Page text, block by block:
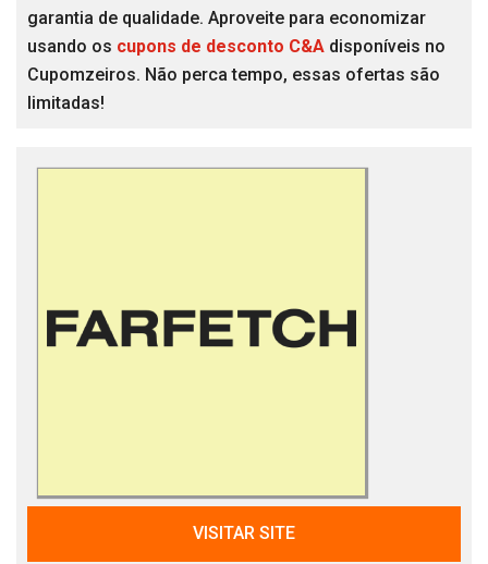
garantia de qualidade. Aproveite para economizar
usando os cupons de desconto C&A disponíveis no
Cupomzeiros. Não perca tempo, essas ofertas são
limitadas!
VISITAR SITE